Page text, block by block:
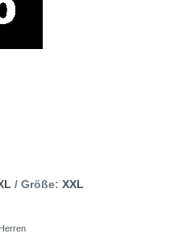
/ Größe: XXL
Herren